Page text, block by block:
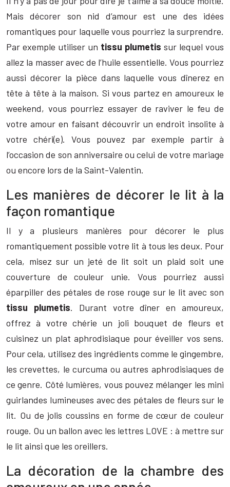
Mais décorer son nid d’amour est une des idées
romantiques pour laquelle vous pourriez la surprendre.
Par exemple utiliser un tissu plumetis sur lequel vous
allez la masser avec de l’huile essentielle. Vous pourriez
aussi décorer la pièce dans laquelle vous dînerez en
tête à tête à la maison. Si vous partez en amoureux le
weekend, vous pourriez essayer de raviver le feu de
votre amour en faisant découvrir un endroit insolite à
votre chéri(e). Vous pouvez par exemple partir à
l’occasion de son anniversaire ou celui de votre mariage
ou encore lors de la Saint-Valentin.
Les manières de décorer le lit à la
façon romantique
Il y a plusieurs manières pour décorer le plus
romantiquement possible votre lit à tous les deux. Pour
cela, misez sur un jeté de lit soit un plaid soit une
couverture de couleur unie. Vous pourriez aussi
éparpiller des pétales de rose rouge sur le lit avec son
tissu plumetis. Durant votre dîner en amoureux,
offrez à votre chérie un joli bouquet de fleurs et
cuisinez un plat aphrodisiaque pour éveiller vos sens.
Pour cela, utilisez des ingrédients comme le gingembre,
les crevettes, le curcuma ou autres aphrodisiaques de
ce genre. Côté lumières, vous pouvez mélanger les mini
guirlandes lumineuses avec des pétales de fleurs sur le
lit. Ou de jolis coussins en forme de cœur de couleur
rouge. Ou un ballon avec les lettres LOVE : à mettre sur
le lit ainsi que les oreillers.
La décoration de la chambre des